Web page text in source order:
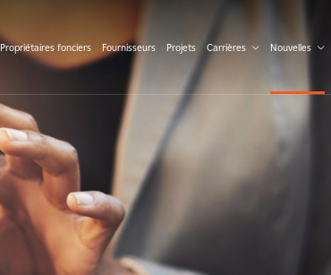
Propriétaires fonciers Fournisseurs Projets Carrières Nouvelles